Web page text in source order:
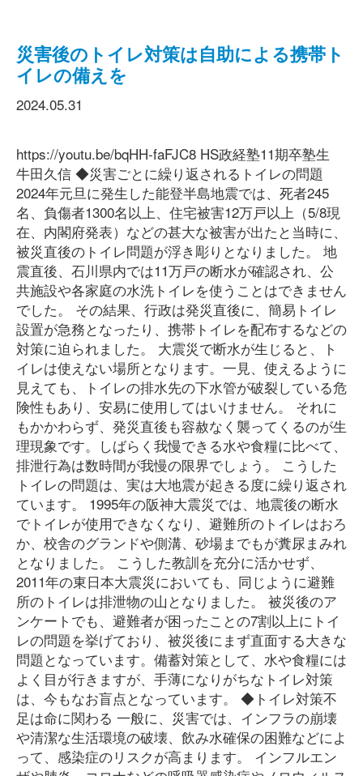
災害後のトイレ対策は自助による携帯ト
イレの備えを
2024.05.31
https://youtu.be/bqHH-faFJC8 HS政経塾11期卒塾生
牛田久信 ◆災害ごとに繰り返されるトイレの問題
2024年元旦に発生した能登半島地震では、死者245
名、負傷者1300名以上、住宅被害12万戸以上（5/8現
在、内閣府発表）などの甚大な被害が出たと当時に、
被災直後のトイレ問題が浮き彫りとなりました。 地
震直後、石川県内では11万戸の断水が確認され、公
共施設や各家庭の水洗トイレを使うことはできません
でした。 その結果、行政は発災直後に、簡易トイレ
設置が急務となったり、携帯トイレを配布するなどの
対策に迫られました。 大震災で断水が生じると、ト
イレは使えない場所となります。一見、使えるように
見えても、トイレの排水先の下水管が破裂している危
険性もあり、安易に使用してはいけません。 それに
もかかわらず、発災直後も容赦なく襲ってくるのが生
理現象です。しばらく我慢できる水や食糧に比べて、
排泄行為は数時間が我慢の限界でしょう。 こうした
トイレの問題は、実は大地震が起きる度に繰り返され
ています。 1995年の阪神大震災では、地震後の断水
でトイレが使用できなくなり、避難所のトイレはおろ
か、校舎のグランドや側溝、砂場までもが糞尿まみれ
となりました。 こうした教訓を充分に活かせず、
2011年の東日本大震災においても、同じように避難
所のトイレは排泄物の山となりました。 被災後のア
ンケートでも、避難者が困ったことの7割以上にトイ
レの問題を挙げており、被災後にまず直面する大きな
問題となっています。備蓄対策として、水や食糧には
よく目が行きますが、手薄になりがちなトイレ対策
は、今もなお盲点となっています。 ◆トイレ対策不
足は命に関わる 一般に、災害では、インフラの崩壊
や清潔な生活環境の破壊、飲み水確保の困難などによ
って、感染症のリスクが高まります。 インフルエン